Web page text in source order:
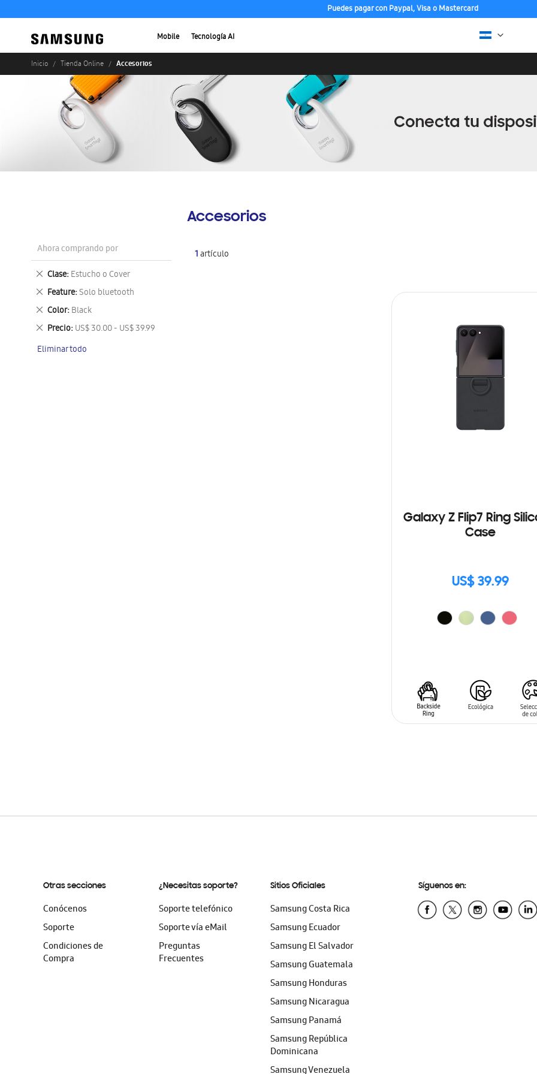
Puedes pagar con Paypal, Visa o Mastercard
Mobile Tecnología AI
Inicio Tienda Online Accesorios
Accesorios
1artículo
Galaxy Z Flip7 Ring
Case
US$ 39.99
Ahora comprando por
Clase Estucho o Cover
Eliminar
este
artículo
Feature Solo bluetooth
Eliminar
este
artículo
Color Black
Eliminar
este
artículo
Precio US$ 30.00 - US$ 39.99
Eliminar
artículo
Eliminar todo
Otras secciones
Conócenos
Soporte
Condiciones de
Compra
¿Necesitas soporte?
Soporte telefónico
Soporte vía eMail
Preguntas
Frecuentes
Sitios Oficiales
Samsung Costa Rica
Samsung Ecuador
Samsung El Salvador
Samsung Guatemala
Samsung Honduras
Samsung Nicaragua
Samsung Panamá
Samsung República
Dominicana
Samsung Venezuela
Síguenos en: